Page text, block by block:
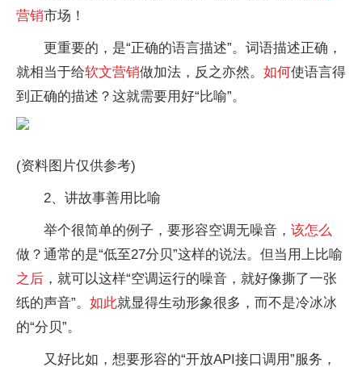
营销市场！
更重要的，是“正确的语言描述”。词语描述正确，
就相当于给软文营销做加法，反之亦然。 如何使语言得
到正确的描述？这就需要用好“比喻”。
(资料图片仅供参考)
2、讲故事善用比喻
举个很简单的例子，要形容空调无噪音， 该怎么
做？通常的是“低至27分贝”这样的说法。但当用上比喻
之后 ，就可以这样“空调运行的噪音，就好像撕了一张
纸的声音”。 如此就显得生动形象很多，而不是冷冰冰
的“分贝”。
又好比如，想要形容的“开放API接口调用”服务，